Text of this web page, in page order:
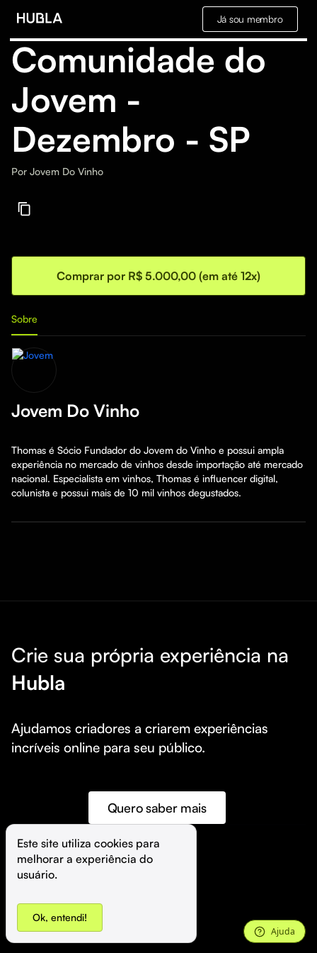
Já sou membro
Comunidade do
Jovem -
Dezembro - SP
Por Jovem Do Vinho
Comprar por R$ 5.000,00 (em até 12x)
Sobre
Jovem Do Vinho
Thomas é Sócio Fundador do Jovem do Vinho e possui ampla
experiência no mercado de vinhos desde importação até mercado
nacional. Especialista em vinhos, Thomas é influencer digital,
colunista e possui mais de 10 mil vinhos degustados.
Crie sua própria experiência na
Hubla
Ajudamos criadores a criarem experiências
incríveis online para seu público.
Quero saber mais
©️ Hubla Tecnologia Ltda • 2026
Este site utiliza cookies para
melhorar a experiência do
usuário.
Ok, entendi!
Ajuda